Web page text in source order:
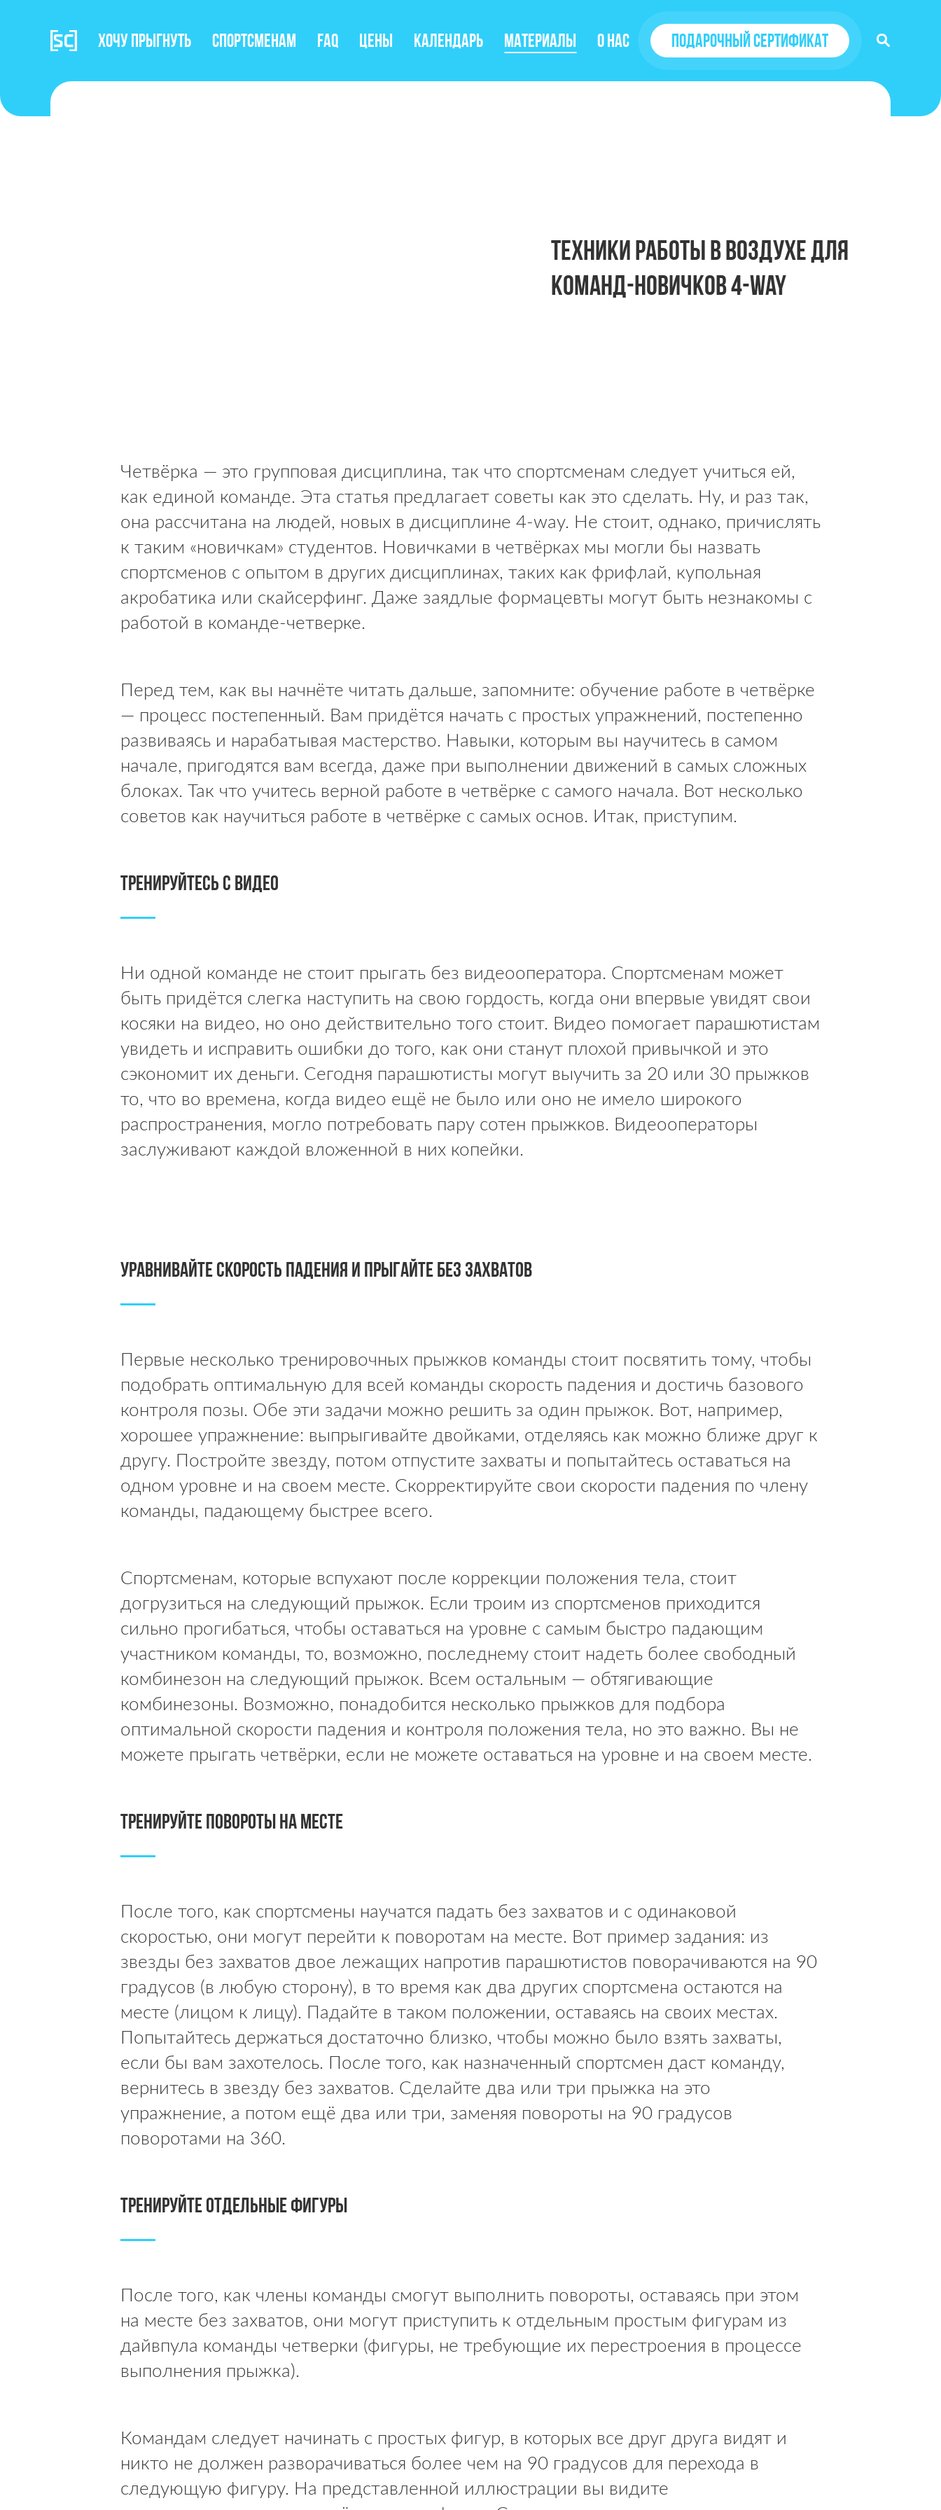
Хочу прыгнуть Спортсменам FAQ Цены Календарь Материалы О нас Подарочный сертификат
Техники работы в воздухе для
команд-новичков 4-way
Четвёрка — это групповая дисциплина, так что спортсменам следует учиться ей,
как единой команде. Эта статья предлагает советы как это сделать. Ну, и раз так,
она рассчитана на людей, новых в дисциплине 4-way. Не стоит, однако, причислять
к таким «новичкам» студентов. Новичками в четвёрках мы могли бы назвать
спортсменов с опытом в других дисциплинах, таких как фрифлай, купольная
акробатика или скайсерфинг. Даже заядлые формацевты могут быть незнакомы с
работой в команде-четверке.
Перед тем, как вы начнёте читать дальше, запомните: обучение работе в четвёрке
— процесс постепенный. Вам придётся начать с простых упражнений, постепенно
развиваясь и нарабатывая мастерство. Навыки, которым вы научитесь в самом
начале, пригодятся вам всегда, даже при выполнении движений в самых сложных
блоках. Так что учитесь верной работе в четвёрке с самого начала. Вот несколько
советов как научиться работе в четвёрке с самых основ. Итак, приступим.
Тренируйтесь с видео
Ни одной команде не стоит прыгать без видеооператора. Спортсменам может
быть придётся слегка наступить на свою гордость, когда они впервые увидят свои
косяки на видео, но оно действительно того стоит. Видео помогает парашютистам
увидеть и исправить ошибки до того, как они станут плохой привычкой и это
сэкономит их деньги. Сегодня парашютисты могут выучить за 20 или 30 прыжков
то, что во времена, когда видео ещё не было или оно не имело широкого
распространения, могло потребовать пару сотен прыжков. Видеооператоры
заслуживают каждой вложенной в них копейки.
Уравнивайте скорость падения и прыгайте без захватов
Первые несколько тренировочных прыжков команды стоит посвятить тому, чтобы
подобрать оптимальную для всей команды скорость падения и достичь базового
контроля позы. Обе эти задачи можно решить за один прыжок. Вот, например,
хорошее упражнение: выпрыгивайте двойками, отделяясь как можно ближе друг к
другу. Постройте звезду, потом отпустите захваты и попытайтесь оставаться на
одном уровне и на своем месте. Скорректируйте свои скорости падения по члену
команды, падающему быстрее всего.
Спортсменам, которые вспухают после коррекции положения тела, стоит
догрузиться на следующий прыжок. Если троим из спортсменов приходится
сильно прогибаться, чтобы оставаться на уровне с самым быстро падающим
участником команды, то, возможно, последнему стоит надеть более свободный
комбинезон на следующий прыжок. Всем остальным — обтягивающие
комбинезоны. Возможно, понадобится несколько прыжков для подбора
оптимальной скорости падения и контроля положения тела, но это важно. Вы не
можете прыгать четвёрки, если не можете оставаться на уровне и на своем месте.
Тренируйте повороты на месте
После того, как спортсмены научатся падать без захватов и с одинаковой
скоростью, они могут перейти к поворотам на месте. Вот пример задания: из
звезды без захватов двое лежащих напротив парашютистов поворачиваются на 90
градусов (в любую сторону), в то время как два других спортсмена остаются на
месте (лицом к лицу). Падайте в таком положении, оставаясь на своих местах.
Попытайтесь держаться достаточно близко, чтобы можно было взять захваты,
если бы вам захотелось. После того, как назначенный спортсмен даст команду,
вернитесь в звезду без захватов. Сделайте два или три прыжка на это
упражнение, а потом ещё два или три, заменяя повороты на 90 градусов
поворотами на 360.
Тренируйте отдельные фигуры
После того, как члены команды смогут выполнить повороты, оставаясь при этом
на месте без захватов, они могут приступить к отдельным простым фигурам из
дайвпула команды четверки (фигуры, не требующие их перестроения в процессе
выполнения прыжка).
Командам следует начинать с простых фигур, в которых все друг друга видят и
никто не должен разворачиваться более чем на 90 градусов для перехода в
следующую фигуру. На представленной иллюстрации вы видите